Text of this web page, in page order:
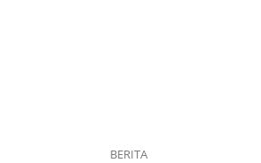
BERITA